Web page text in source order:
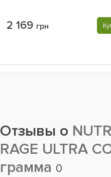
2 169 грн
Отзывы о
RAGE ULTRA
грамма 0